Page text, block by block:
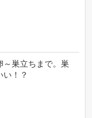
～巣立ちまで。巣
い！？